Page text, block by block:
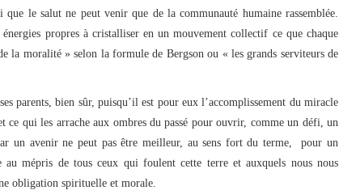
le salut ne peut venir que de la communauté humaine rassemblée.
propres à cristalliser en un mouvement collectif ce que chaque
la moralité » selon la formule de Bergson ou « les grands serviteurs de
parents, bien sûr, puisqu’il est pour eux l’accomplissement du miracle
ce qui les arrache aux ombres du passé pour ouvrir, comme un défi, un
un avenir ne peut pas être meilleur, au sens fort du terme, pour un
mépris de tous ceux qui foulent cette terre et auxquels nous nous
obligation spirituelle et morale.